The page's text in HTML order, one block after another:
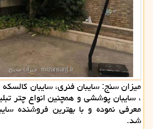
میزان سنج: سایبان فنری، سایبان كالسكه
، سایبان پوششی و همچنین انواع چتر
معرفی نموده و با بهترین فروشنده
شد.